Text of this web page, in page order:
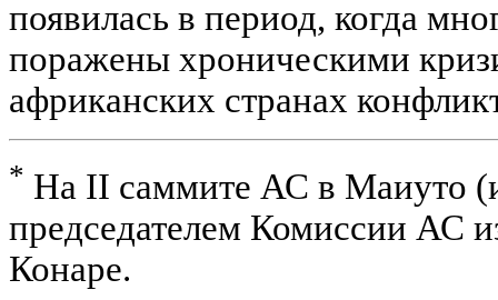
появилась в период, когда
поражены хроническими
африканских странах
* На II саммите АС в Маиуто
председателем Комиссии АС
Конаре.